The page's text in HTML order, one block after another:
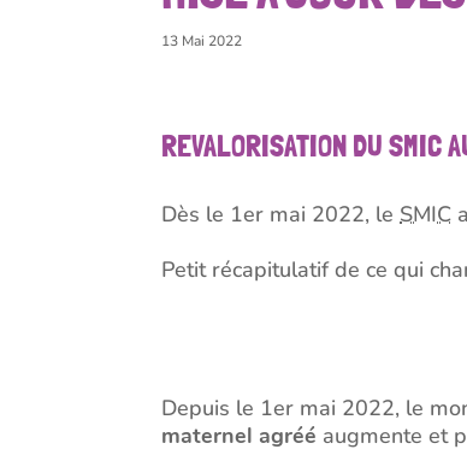
13 Mai 2022
REVALORISATION DU SMIC
Dès le 1er mai 2022, leSMIC
Petit récapitulatif de ce qui
Depuis le 1er mai 2022, le
maternel agréé augmente et